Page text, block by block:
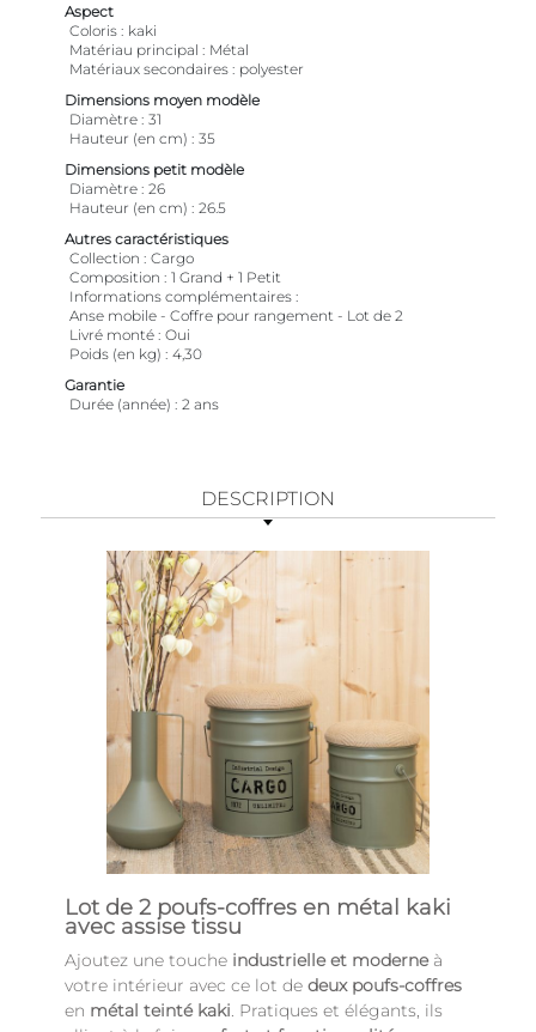
Aspect
Coloris
kaki
Matériau principal
Métal
Matériaux secondaires
polyester
Dimensions moyen modèle
Diamètre 31
Hauteur (en cm)
35
Dimensions petit modèle
Diamètre 26
Hauteur (en cm)
26.5
Autres caractéristiques
Collection
Cargo
Composition
1 Grand + 1 Petit
Informations complémentaires
Anse mobile - Coffre pour rangement - Lot de 2
Livré monté Oui
Poids (en kg)
4,30
Garantie
Durée (année)
2 ans
DESCRIPTION
Lot de 2 poufs-coffres en métal kaki
avec assise tissu
Ajoutez une touche industrielle et moderneà
votre intérieur avec ce lot de deux poufs-coffres
en métal teinté kaki. Pratiques et élégants, ils